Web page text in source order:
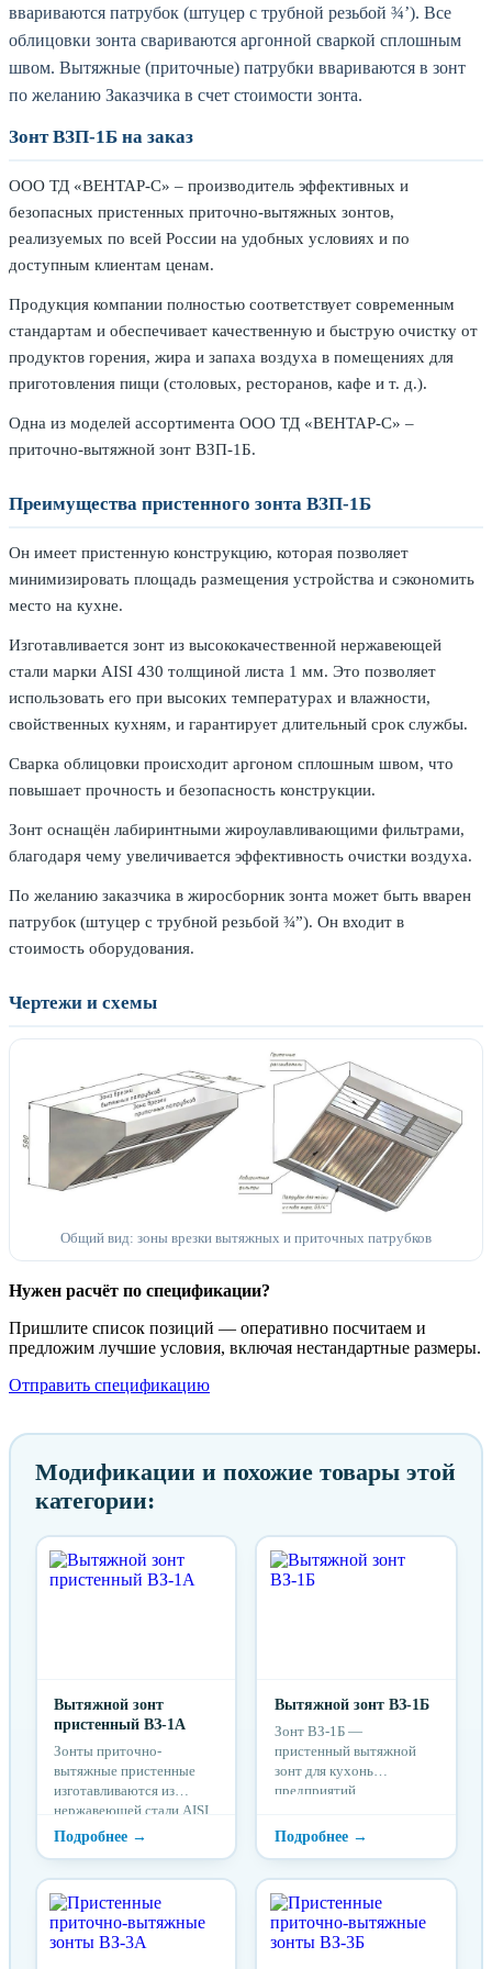
ввариваются патрубок (штуцер с трубной резьбой ¾’). Все
облицовки зонта свариваются аргонной сваркой сплошным
швом. Вытяжные (приточные) патрубки ввариваются в зонт
по желанию Заказчика в счет стоимости зонта.
Зонт ВЗП-1Б на заказ
ООО ТД «ВЕНТАР-С» – производитель эффективных и
безопасных пристенных приточно-вытяжных зонтов,
реализуемых по всей России на удобных условиях и по
доступным клиентам ценам.
Продукция компании полностью соответствует современным
стандартам и обеспечивает качественную и быструю очистку от
продуктов горения, жира и запаха воздуха в помещениях для
приготовления пищи (столовых, ресторанов, кафе и т. д.).
Одна из моделей ассортимента ООО ТД «ВЕНТАР-С» –
приточно-вытяжной зонт ВЗП-1Б.
Преимущества пристенного зонта ВЗП-1Б
Он имеет пристенную конструкцию, которая позволяет
минимизировать площадь размещения устройства и сэкономить
место на кухне.
Изготавливается зонт из высококачественной нержавеющей
стали марки AISI 430 толщиной листа 1 мм. Это позволяет
использовать его при высоких температурах и влажности,
свойственных кухням, и гарантирует длительный срок службы.
Сварка облицовки происходит аргоном сплошным швом, что
повышает прочность и безопасность конструкции.
Зонт оснащён лабиринтными жироулавливающими фильтрами,
благодаря чему увеличивается эффективность очистки воздуха.
По желанию заказчика в жиросборник зонта может быть вварен
патрубок (штуцер с трубной резьбой ¾”). Он входит в
стоимость оборудования.
Чертежи и схемы
Общий вид: зоны врезки вытяжных и приточных патрубков
Нужен расчёт по спецификации?
Пришлите список позиций — оперативно посчитаем и
предложим лучшие условия, включая нестандартные размеры.
Отправить спецификацию
Модификации и похожие товары этой
категории:
Вытяжной зонт
пристенный ВЗ-1А
Зонты приточно-
вытяжные пристенные
изготавливаются из
нержавеющей стали AISI
430 толщиной 1 мм.
Оснащаются
фильтрами). Зонт
изготавливается под
размеры теплового
Вытяжной зонт ВЗ-1Б
Зонт ВЗ-1Б —
пристенный вытяжной
зонт для кухонь
предприятий
Изготавливается из
нержавеющей стали AISI
лабиринтными
(жироулавливающими)
фильтрами. Зонт